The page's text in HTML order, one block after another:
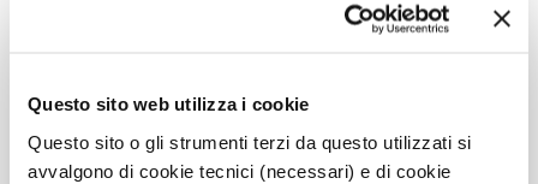
Questo sito web utilizza i cookie
Questo sito o gli strumenti terzi da questo utilizzati si
avvalgono di cookie tecnici (necessari) e di cookie